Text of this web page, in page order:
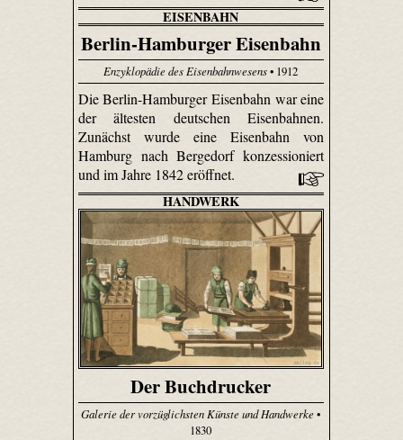
EISENBAHN
Berlin-Hamburger Eisenbahn
Enzyklopädie des Eisenbahnwesens• 1912
Die Berlin-Hamburger Eisenbahn war eine
der ältesten deutschen Eisenbahnen.
Zunächst wurde eine Eisenbahn von
Hamburg nach Bergedorf konzessioniert
und im Jahre 1842 eröffnet.
HANDWERK
Der Buchdrucker
Galerie der vorzüglichsten Künste und Handwerke•
1830